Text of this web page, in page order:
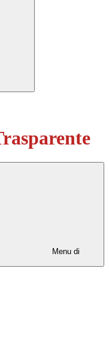
Menu di